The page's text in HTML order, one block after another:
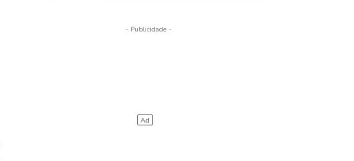
- Publicidade -